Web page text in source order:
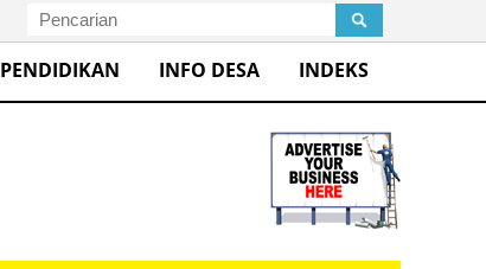
PENDIDIKAN INFO DESA INDEKS